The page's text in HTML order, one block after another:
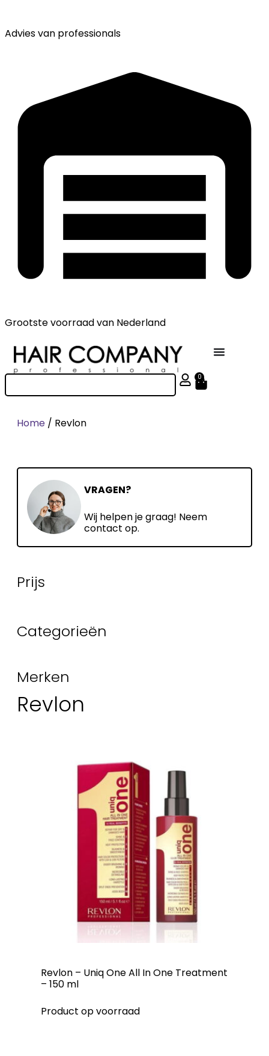
Advies van professionals
Grootste voorraadvan Nederland
0
Home / Revlon
VRAGEN?
Wij helpen je graag! Neem
contact op.
Prijs
Categorieën
Merken
Revlon
Revlon – Uniq One All In One Treatment
– 150 ml
Product op voorraad